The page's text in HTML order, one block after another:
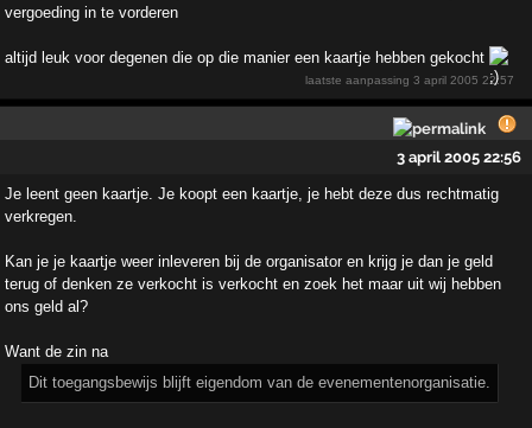
vergoeding in te vorderen
altijd leuk voor degenen die op die manier een kaartje hebben gekocht
laatste aanpassing3 april 2005 22:57
3 april 2005 22:56
Je leent geen kaartje. Je koopt een kaartje, je hebt deze dus rechtmatig
verkregen.
Kan je je kaartje weer inleveren bij de organisator en krijg je dan je geld
terug of denken ze verkocht is verkocht en zoek het maar uit wij hebben
ons geld al?
Want de zin na
Dit toegangsbewijs blijft eigendom van de evenementenorganisatie.